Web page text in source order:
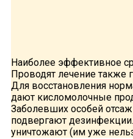
Наиболее эффективное
Проводят лечение также
Для восстановления
дают кисломолочные
Заболевших особей
подвергают
уничтожают (им уже